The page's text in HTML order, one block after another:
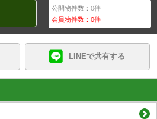
公開物件数：0件
会員物件数：0件
LINEで共有する